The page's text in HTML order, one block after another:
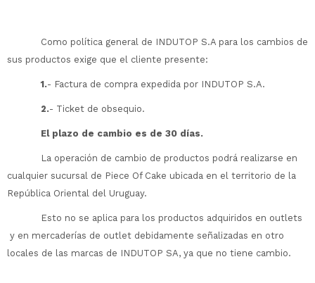
Como política general de INDUTOP S.A para los cambios de
sus productos exige que el cliente presente:
1.- Factura de compra expedida por INDUTOP S.A.
2.- Ticket de obsequio.
El plazo de cambio es de 30 días.
La operación de cambio de productos podrá realizarse en
cualquier sucursal de Piece Of Cake ubicada en el territorio de la
República Oriental del Uruguay.
Esto no se aplica para los productos adquiridos en outlets
y en mercaderías de outlet debidamente señalizadas en otro
locales de las marcas de INDUTOP SA, ya que no tiene cambio.